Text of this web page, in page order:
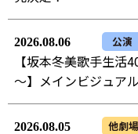
2026.08.06 公演
【坂本冬美歌手生活
～】メインビジュア
2026.08.05 他劇場